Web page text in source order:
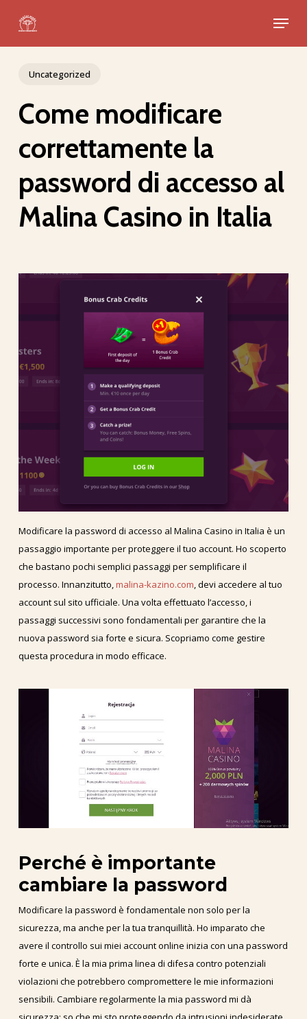
main
Menu
Uncategorized
Come modificare
correttamente la
password di accesso al
Malina Casino in Italia
Modificare la password di accesso al Malina Casino in Italia è un
passaggio importante per proteggere il tuo account. Ho scoperto
che bastano pochi semplici passaggi per semplificare il
processo. Innanzitutto,malina-kazino.com, devi accedere al tuo
account sul sito ufficiale. Una volta effettuato l’accesso, i
passaggi successivi sono fondamentali per garantire che la
nuova password sia forte e sicura. Scopriamo come gestire
questa procedura in modo efficace.
Perché è importante
cambiare la password
Modificare la password è fondamentale non solo per la
sicurezza, ma anche per la tua tranquillità. Ho imparato che
avere il controllo sui miei account online inizia con una password
forte e unica. È la mia prima linea di difesa contro potenziali
violazioni che potrebbero compromettere le mie informazioni
sensibili. Cambiare regolarmente la mia password mi dà